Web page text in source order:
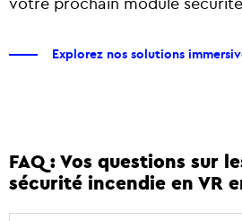
votre prochain module
Explorez nos solutions
FAQ : Vos questions sur
sécurité incendie en VR